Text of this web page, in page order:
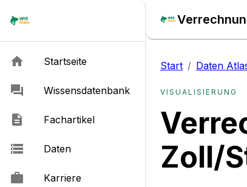
Startseite
Wissensdatenbank
Fachartikel
Daten
Karriere
Start / Daten
VISUALISIERUNG
Zoll/